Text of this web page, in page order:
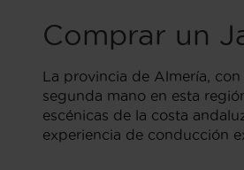
Comprar un
La provincia de Almería,
segunda mano en esta
escénicas de la costa
experiencia de conducción